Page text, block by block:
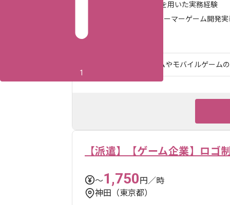
1
・Niagaraを用いた実務経験
・コンシューマーゲーム開発
コンシューマーゲームやモバイルゲーム
【派遣】【ゲーム企業】ロゴ
〜1,750円／時
神田（東京都）